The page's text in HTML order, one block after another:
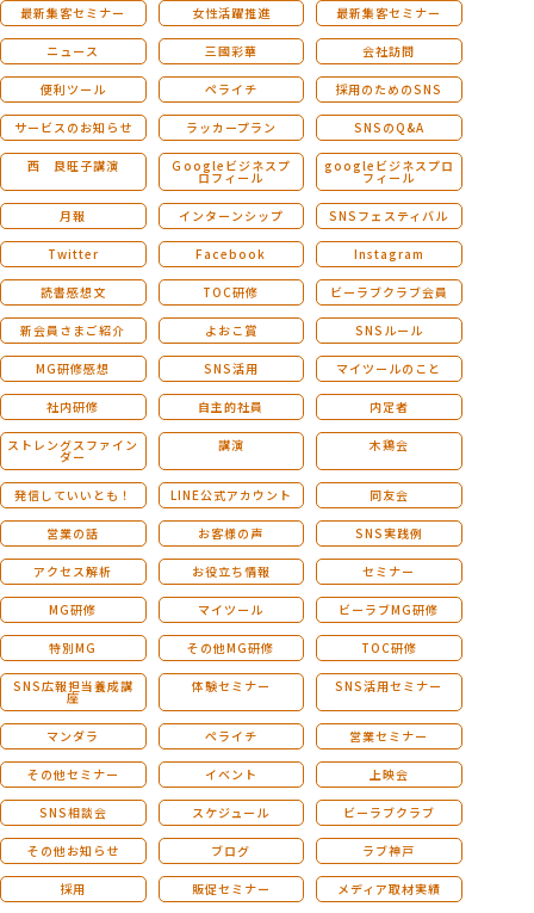
最新集客セミナー 女性活躍推進 最新集客セミナー
ニュース 三國彩華 会社訪問
便利ツール ペライチ 採用のためのSNS
サービスのお知らせ ラッカープラン SNSのQ&A
西 良旺子講演 Ｇoogleビジネスプ
ロフィール
googleビジネスプロ
フィール
月報 インターンシップ SNSフェスティバル
Twitter Facebook Instagram
読書感想文 TOC研修 ビーラブクラブ会員
新会員さまご紹介 よおこ賞 SNSルール
MG研修感想 SNS活用 マイツールのこと
社内研修 自主的社員 内定者
ストレングスファイン
ダー
講演 木鶏会
発信していいとも！ LINE公式アカウント 同友会
営業の話 お客様の声 SNS実践例
アクセス解析 お役立ち情報 セミナー
MG研修 マイツール ビーラブMG研修
特別MG その他MG研修 TOC研修
SNS広報担当養成講
座
体験セミナー SNS活用セミナー
マンダラ ペライチ 営業セミナー
その他セミナー イベント 上映会
SNS相談会 スケジュール ビーラブクラブ
その他お知らせ ブログ ラブ神戸
採用 販促セミナー メディア取材実績